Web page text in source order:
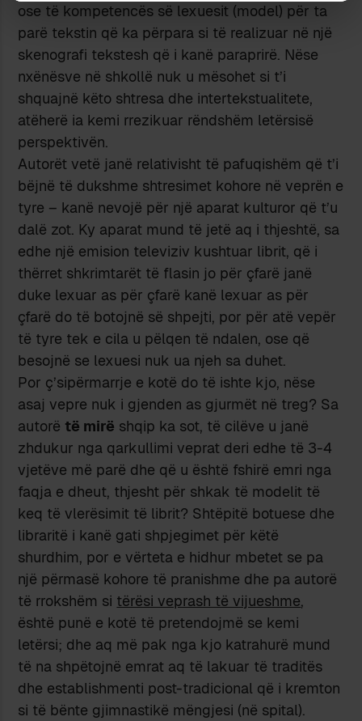
ose të kompetencës së lexuesit (model) për ta
parë tekstin që ka përpara si të realizuar në një
skenografi tekstesh që i kanë paraprirë. Nëse
nxënësve në shkollë nuk u mësohet si t’i
shquajnë këto shtresa dhe intertekstualitete,
atëherë ia kemi rrezikuar rëndshëm letërsisë
perspektivën.
Autorët vetë janë relativisht të pafuqishëm që t’i
bëjnë të dukshme shtresimet kohore në veprën e
tyre – kanë nevojë për një aparat kulturor që t’u
dalë zot. Ky aparat mund të jetë aq i thjeshtë, sa
edhe një emision televiziv kushtuar librit, që i
thërret shkrimtarët të flasin jo për çfarë janë
duke lexuar as për çfarë kanë lexuar as për
çfarë do të botojnë së shpejti, por për atë vepër
të tyre tek e cila u pëlqen të ndalen, ose që
besojnë se lexuesi nuk ua njeh sa duhet.
Por ç’sipërmarrje e kotë do të ishte kjo, nëse
asaj vepre nuk i gjenden as gjurmët në treg? Sa
autorë të mirë shqip ka sot, të cilëve u janë
zhdukur nga qarkullimi veprat deri edhe të 3-4
vjetëve më parë dhe që u është fshirë emri nga
faqja e dheut, thjesht për shkak të modelit të
keq të vlerësimit të librit? Shtëpitë botuese dhe
libraritë i kanë gati shpjegimet për këtë
shurdhim, por e vërteta e hidhur mbetet se pa
një përmasë kohore të pranishme dhe pa autorë
të rrokshëm si tërësi veprash të vijueshme,
është punë e kotë të pretendojmë se kemi
letërsi; dhe aq më pak nga kjo katrahurë mund
të na shpëtojnë emrat aq të lakuar të traditës
dhe establishmenti post-tradicional që i kremton
si të bënte gjimnastikë mëngjesi (në spital).